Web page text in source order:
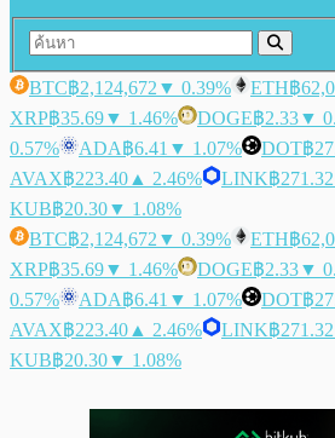
BTC฿2,124,672 ▼ 0.39% ETH฿
XRP฿35.69▼ 1.46% DOGE฿2.33▼
0.57%
ADA฿6.41 ▼ 1.07% DOT฿
AVAX฿223.40 ▲ 2.46% LINK฿271.32
KUB฿20.30▼ 1.08%
BTC฿2,124,672 ▼ 0.39% ETH฿
XRP฿35.69▼ 1.46% DOGE฿2.33▼
0.57%
ADA฿6.41 ▼ 1.07% DOT฿
AVAX฿223.40 ▲ 2.46% LINK฿271.32
KUB฿20.30▼ 1.08%